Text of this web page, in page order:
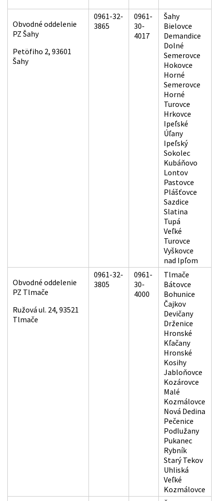
Obvodné oddelenie
PZ Šahy
Petöfiho 2, 93601
Šahy
0961-32-
3865
0961-
30-
4017
Šahy
Bielovce
Demandice
Dolné
Semerovce
Hokovce
Horné
Semerovce
Horné
Turovce
Hrkovce
Ipeľské
Úľany
Ipeľský
Sokolec
Kubáňovo
Lontov
Pastovce
Plášťovce
Sazdice
Slatina
Tupá
Veľké
Turovce
Vyškovce
nad Ipľom
Obvodné oddelenie
PZ Tlmače
Ružová ul. 24, 93521
Tlmače
0961-32-
3805
0961-
30-
4000
Tlmače
Bátovce
Bohunice
Čajkov
Devičany
Drženice
Hronské
Kľačany
Hronské
Kosihy
Jabloňovce
Kozárovce
Malé
Kozmálovce
Nová Dedina
Pečenice
Podlužany
Pukanec
Rybník
Starý Tekov
Uhliská
Veľké
Kozmálovce